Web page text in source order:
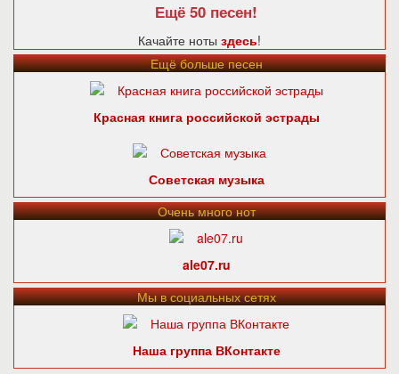
Ещё 50 песен!
Качайте ноты здесь!
Ещё больше песен
Красная книга российской эстрады
Советская музыка
Очень много нот
ale07.ru
Мы в социальных сетях
Наша группа ВКонтакте